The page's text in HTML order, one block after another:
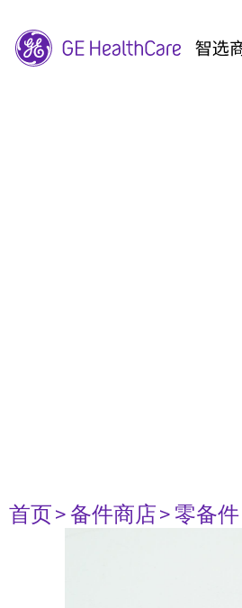
首页> 备件商店> 零备件